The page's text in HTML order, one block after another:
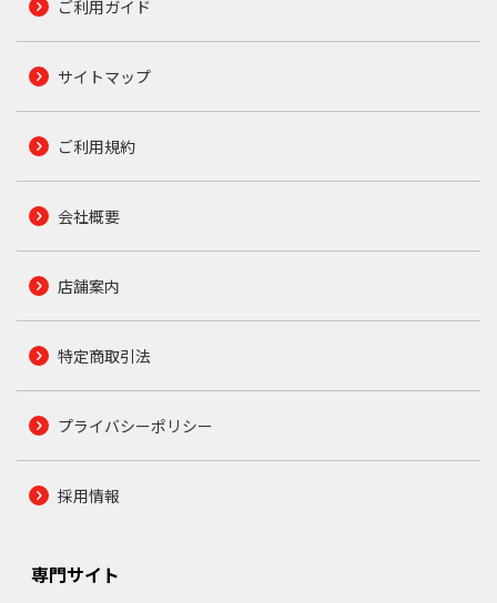
ご利用ガイド
サイトマップ
ご利用規約
会社概要
店舗案内
特定商取引法
プライバシーポリシー
採用情報
専門サイト